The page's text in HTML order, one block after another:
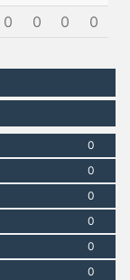
0 0 0 0
0
0
0
0
0
0